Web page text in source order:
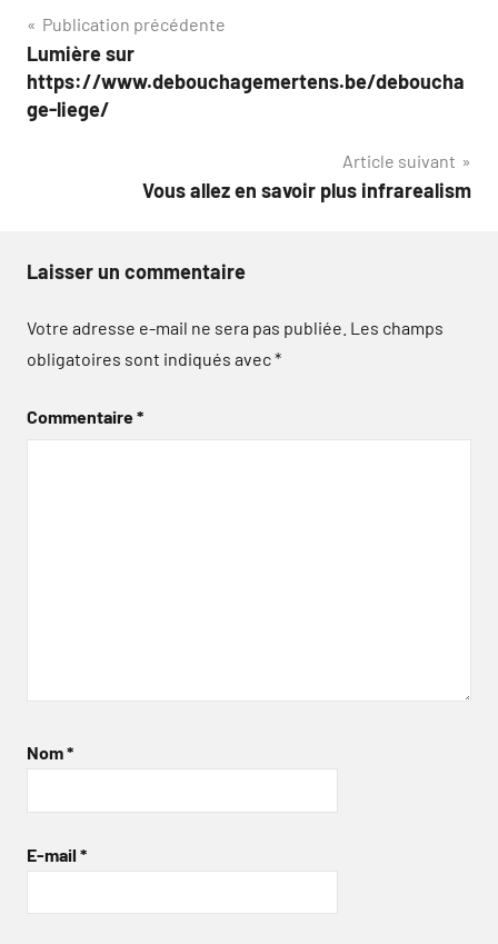
Navigation
de
l’article
Publication précédente
Lumière sur
https://www.debouchagemertens.be/deboucha
ge-liege/
Article suivant
Vous allez en savoir plus infrarealism
Laisser un commentaire
Votre adresse e-mail ne sera pas publiée. Les champs
obligatoires sont indiqués avec*
Commentaire*
Nom*
E-mail *